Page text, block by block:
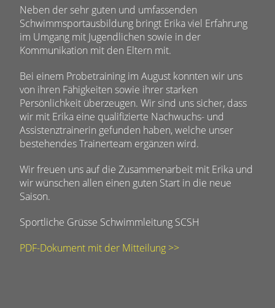
Neben der sehr guten und umfassenden
Schwimmsportausbildung bringt Erika viel Erfahrung
im Umgang mit Jugendlichen sowie in der
Kommunikation mit den Eltern mit.
Bei einem Probetraining im August konnten wir uns
von ihren Fähigkeiten sowie ihrer starken
Persönlichkeit überzeugen. Wir sind uns sicher, dass
wir mit Erika eine qualifizierte Nachwuchs- und
Assistenztrainerin gefunden haben, welche unser
bestehendes Trainerteam ergänzen wird.
Wir freuen uns auf die Zusammenarbeit mit Erika und
wir wünschen allen einen guten Start in die neue
Saison.
Sportliche Grüsse Schwimmleitung SCSH
PDF-Dokument mit der Mitteilung >>